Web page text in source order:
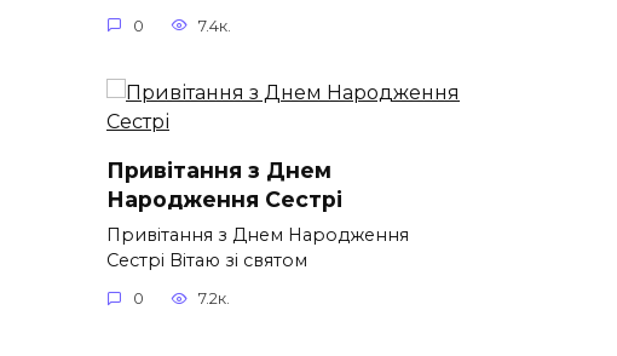
0 7.4к.
Привітання з Днем
Народження Сестрі
Привітання з Днем Народження
Сестрі Вітаю зі святом
0 7.2к.